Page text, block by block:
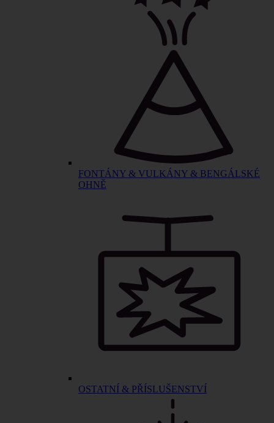
FONTÁNY & VULKÁNY & BENGÁLSKÉ
OHNĚ
OSTATNÍ & PŘÍSLUŠENSTVÍ